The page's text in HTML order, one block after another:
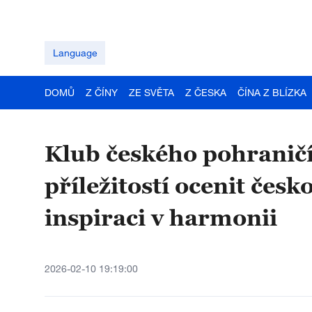
Language
DOMŮ Z ČÍNY ZE SVĚTA Z ČESKA ČÍNA Z BLÍZKA
Klub českého
příležitostí ocenit
inspiraci v harmonii
2026-02-10 19:19:00